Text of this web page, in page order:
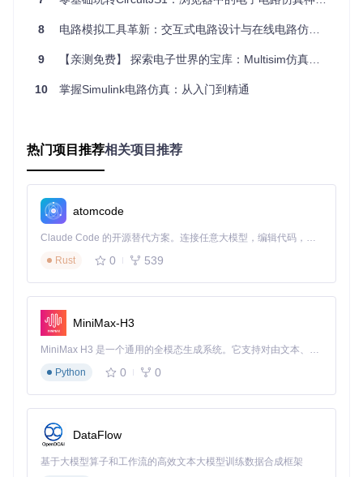
思考问题：为什么同样的电路在仿真中稳定而实际焊接时仍有
优化电源管理方案
问题
：设计的锂电池供电系统在负载变化时电压波动过大。
三、技术解析：理解仿真背后的工作原理
电路求解引擎的工作机制
置的SPICE求解器计算电路稳态和暂态响应。当添加或修改元
件时，系统会自动：
求解微分方程组
渲染结果可视化
和直流工作点分析（DC Operating Point），对于包含电
容、电感的动态电路，采用龙格-库塔法（Runge-Kutta）
进行数值积分。
组件模型的数学表达
每个电子元件都通过精确的数学模型模拟其电气特性：
8 电路模拟工具革新：交互式电路设计与在线电路仿真的实践指南
9 【亲测免费】 探索电子世界的宝库：Multisim仿真实例资源库
10 掌握Simulink电路仿真：从入门到精通
热门项目推荐相关项目推荐
atomcode
Claude Code 的开源替代方案。连接任意大模型，编辑代码，运行命令，自动验证 — 全自动执行。用 Rust 构建，极致性能。 ｜ An open-source alternative to Claude Code. Connect any LLM, edit code, run commands, and verify changes — autonomously. Built in Rust for speed. Get Started
Rust
0 539
MiniMax-H3
MiniMax H3 是一个通用的全模态生成系统。它支持对由文本、图像、视频和音频组成的多模态上下文进行统一理解，并能生成分辨率高达 2K、时长可达 15 秒的带原生立体声音频的视频。得益于面向任务泛化的系统设计，H3 在预训练阶段就已具备广泛的多模态上下文理解与生成能力，能够出色地执行复杂的多模态指令。
Python
0 0
DataFlow
基于大模型算子和工作流的高效文本大模型训练数据合成框架